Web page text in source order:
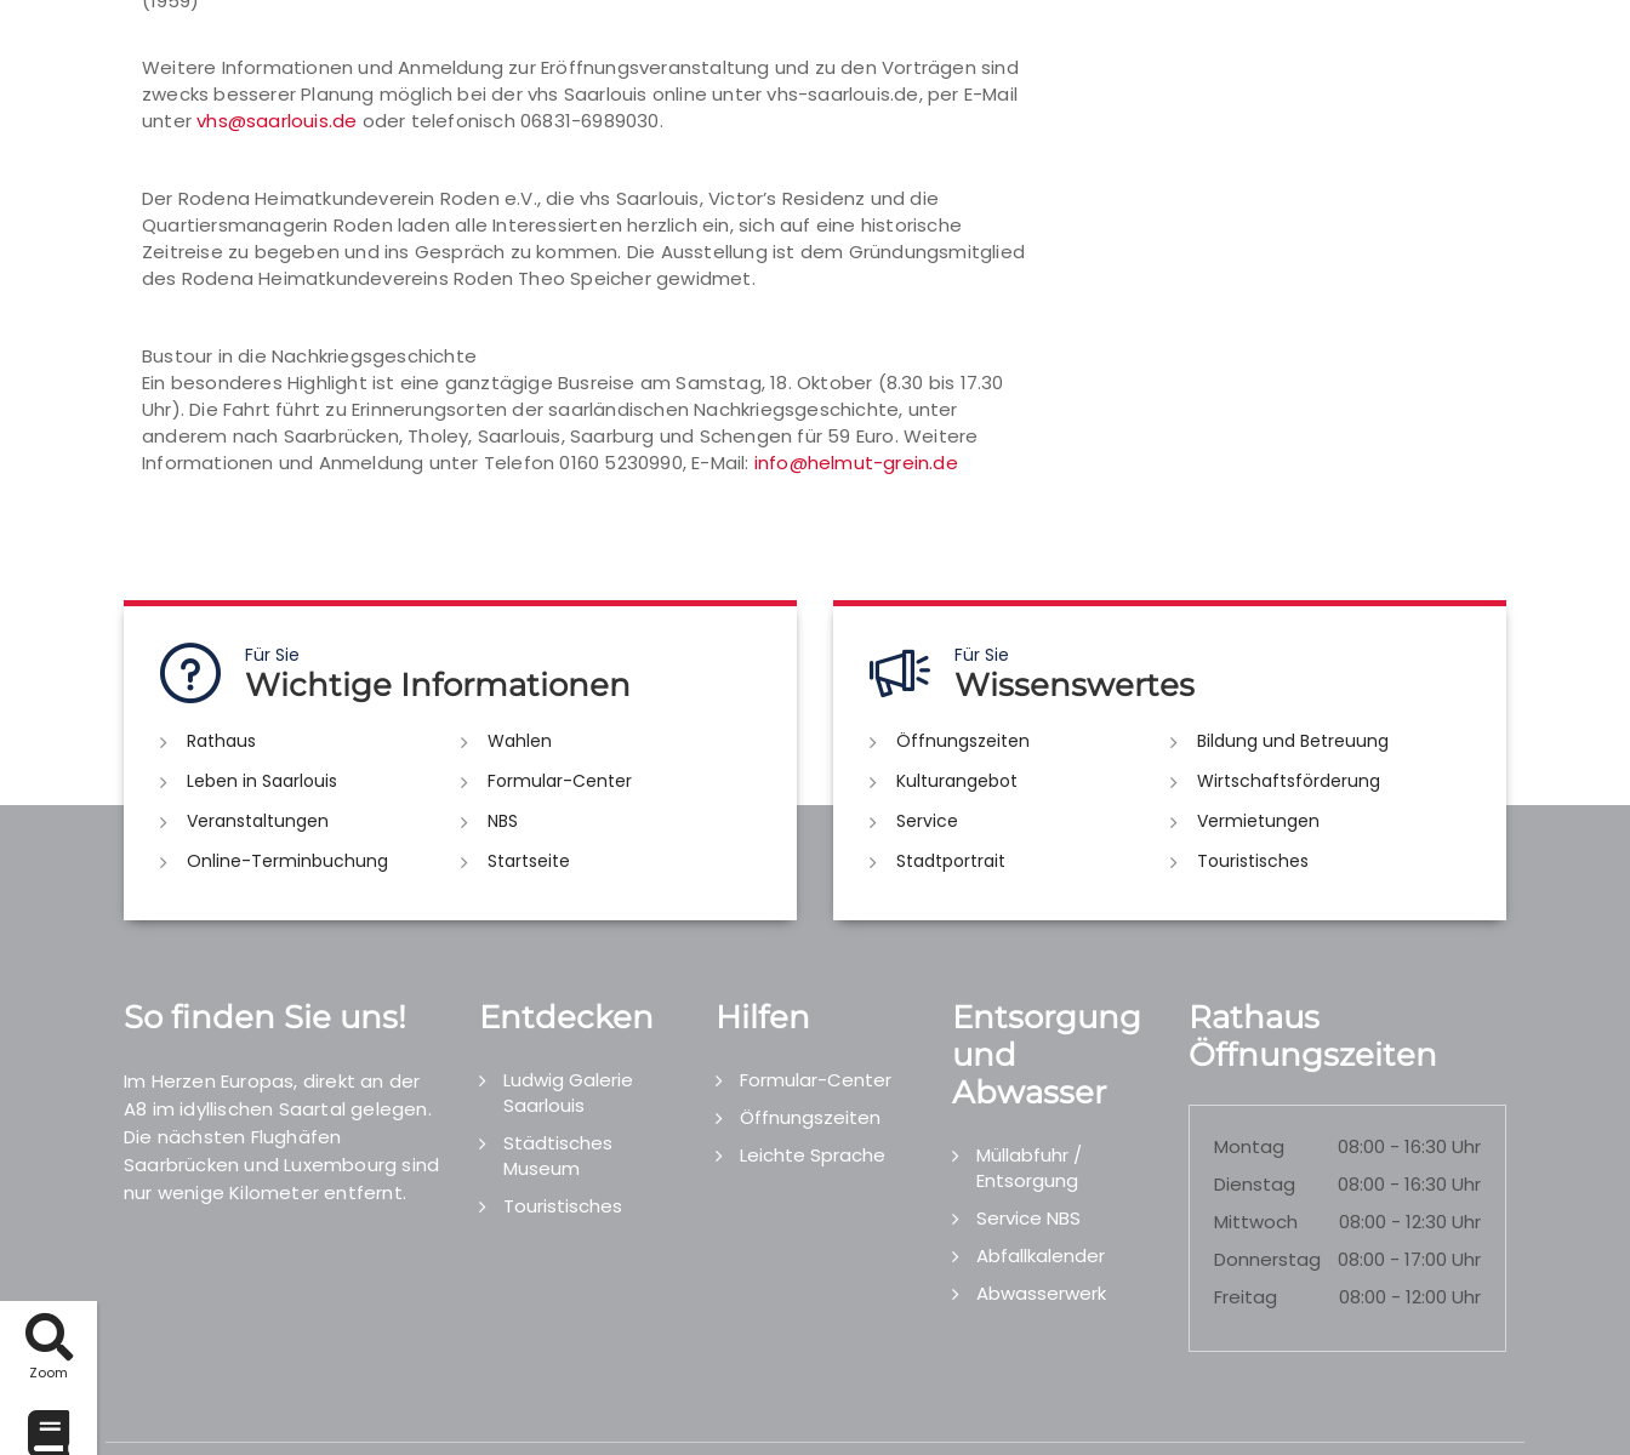
Zoom
Weitere Informationen und Anmeldung zur Eröffnungsveranstaltung und zu den Vorträgen sind
zwecks besserer Planung möglich bei der vhs Saarlouis online unter vhs-saarlouis.de, per E-Mail
untervhs@saarlouis.de oder telefonisch 06831-6989030.
Der Rodena Heimatkundeverein Roden e.V., die vhs Saarlouis, Victor’s Residenz und die
Quartiersmanagerin Roden laden alle Interessierten herzlich ein, sich auf eine historische
Zeitreise zu begeben und ins Gespräch zu kommen. Die Ausstellung ist dem Gründungsmitglied
des Rodena Heimatkundevereins Roden Theo Speicher gewidmet.
Bustour in die Nachkriegsgeschichte
Ein besonderes Highlight ist eine ganztägige Busreise am Samstag, 18. Oktober (8.30 bis 17.30
Uhr). Die Fahrt führt zu Erinnerungsorten der saarländischen Nachkriegsgeschichte, unter
anderem nach Saarbrücken, Tholey, Saarlouis, Saarburg und Schengen für 59 Euro. Weitere
Informationen und Anmeldung unter Telefon 0160 5230990, E-Mail: info@helmut-grein.de
Für Sie
Wichtige Informationen
Rathaus
Wahlen
Leben in Saarlouis
Formular-Center
Veranstaltungen
NBS
Online-Terminbuchung
Startseite
Für Sie
Wissenswertes
Öffnungszeiten
Bildung und Betreuung
Kulturangebot
Wirtschaftsförderung
Service
Vermietungen
Stadtportrait
Touristisches
So finden Sie uns!
Im Herzen Europas, direkt an der
A8 im idyllischen Saartal gelegen.
Die nächsten Flughäfen
Saarbrücken und Luxembourg sind
nur wenige Kilometer entfernt.
Entdecken
Ludwig Galerie
Saarlouis
Städtisches
Museum
Touristisches
Hilfen
Formular-Center
Öffnungszeiten
Leichte Sprache
Entsorgung
und
Abwasser
Müllabfuhr /
Entsorgung
Service NBS
Abfallkalender
Abwasserwerk
Rathaus
Öffnungszeiten
Montag
08:00 - 16:30 Uhr
Dienstag
08:00 - 16:30 Uhr
Mittwoch
08:00 - 12:30 Uhr
Donnerstag
08:00 - 17:00 Uhr
Freitag
08:00 - 12:00 Uhr